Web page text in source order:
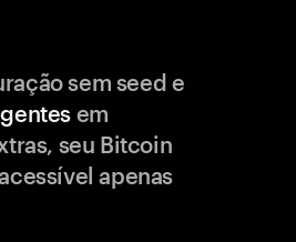
sem seed e
em
seu Bitcoin
apenas